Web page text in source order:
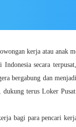
kerja atau anak
Indonesia secara
bergabung dan
terus Loker
bagi para pencari